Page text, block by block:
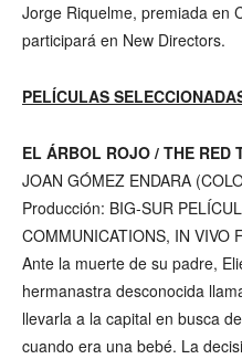
Jorge Riquelme, premiada en
participará en New Directors.
PELÍCULAS
EL ÁRBOL ROJO / THE RED
JOAN GÓMEZ ENDARA
Producción: BIG-SUR
COMMUNICATIONS, IN VIVO
Ante la muerte de su padre,
hermanastra desconocida
llevarla a la capital en busca
cuando era una bebé. La